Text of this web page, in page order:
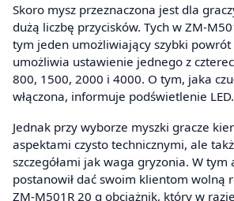
Skoro mysz przeznaczona jest dla
dużą liczbę przycisków. Tych w ZM-
tym jeden umożliwiający szybki
umożliwia ustawienie jednego z
800, 1500, 2000 i 4000. O tym, jaka
włączona, informuje podświetlenie LED.
Jednak przy wyborze myszki gracze
aspektami czysto technicznymi, ale
szczegółami jak waga gryzonia. W tym
postanowił dać swoim klientom wolną
ZM-M501R 20 g obciążnik, który w